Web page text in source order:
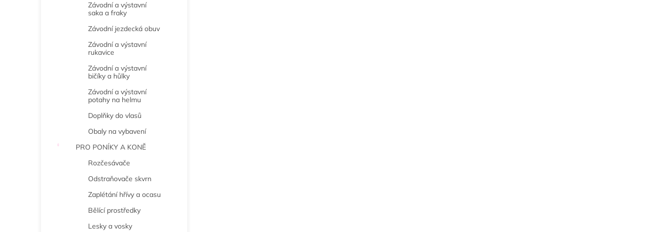
Závodní a výstavní
saka a fraky
Závodní jezdecká obuv
Závodní a výstavní
rukavice
Závodní a výstavní
bičíky a hůlky
Závodní a výstavní
potahy na helmu
Doplňky do vlasů
Obaly na vybavení
PRO PONÍKY A KONĚ
Rozčesávače
Odstraňovače skvrn
Zaplétání hřívy a ocasu
Bělící prostředky
Lesky a vosky